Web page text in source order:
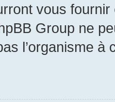
vous
Group ne
l’organisme